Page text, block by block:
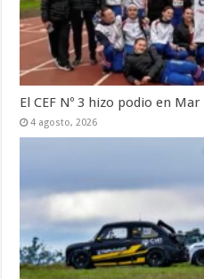
El CEF Nº 3 hizo podio en
4 agosto, 2026